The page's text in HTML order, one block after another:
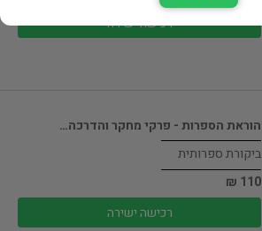
רכישה ישירה
הוראת הספרות - פרקי מחקר והדרכה…
ביקורת ספרותית
110 ₪
רכישה ישירה